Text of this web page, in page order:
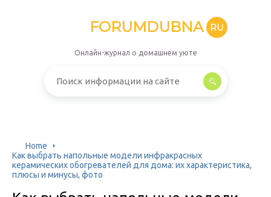
FORUMDUBNA RU
Онлайн-журнал о домашнем уюте
Home
Как выбрать напольные модели инфракрасных
керамических обогревателей для дома: их характеристика,
плюсы и минусы, фото